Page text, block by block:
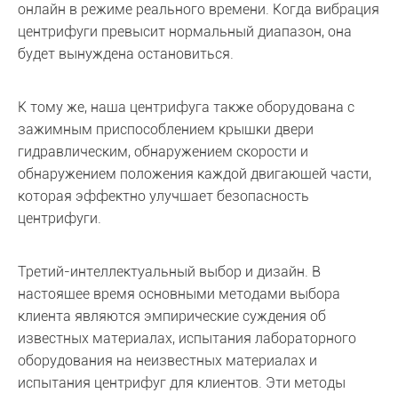
онлайн в режиме реального времени. Когда вибрация
центрифуги превысит нормальный диапазон, она
будет вынуждена остановиться.
К тому же, наша центрифуга также оборудована с
зажимным приспособлением крышки двери
гидравлическим, обнаружением скорости и
обнаружением положения каждой двигающей части,
которая эффектно улучшает безопасность
центрифуги.
Третий-интеллектуальный выбор и дизайн. В
настоящее время основными методами выбора
клиента являются эмпирические суждения об
известных материалах, испытания лабораторного
оборудования на неизвестных материалах и
испытания центрифуг для клиентов. Эти методы